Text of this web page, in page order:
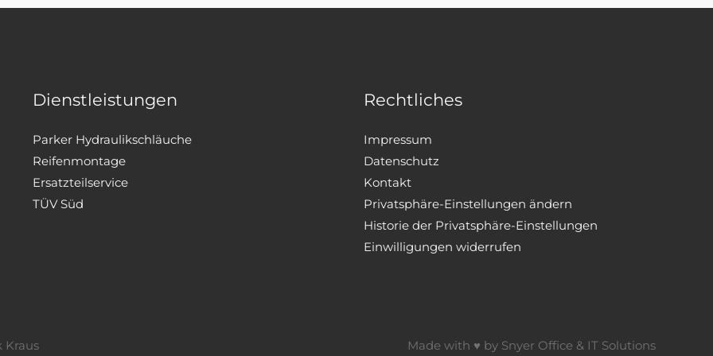
Dienstleistungen
Parker Hydraulikschläuche
Reifenmontage
Ersatzteilservice
TÜV Süd
Rechtliches
Impressum
Datenschutz
Kontakt
Privatsphäre-Einstellungen ändern
Historie der Privatsphäre-Einstellungen
Einwilligungen widerrufen
Kraus Made with ♥ by Snyer Office & IT Solutions